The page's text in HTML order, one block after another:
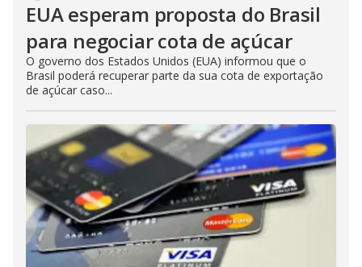
EUA esperam proposta do Brasil
para negociar cota de açúcar
O governo dos Estados Unidos (EUA) informou que o
Brasil poderá recuperar parte da sua cota de exportação
de açúcar caso...